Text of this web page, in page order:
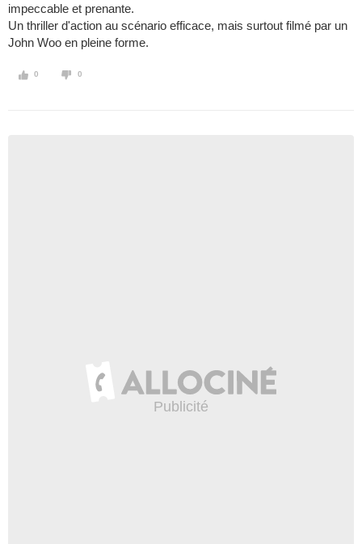
impeccable et prenante.
Un thriller d'action au scénario efficace, mais surtout filmé par un
John Woo en pleine forme.
0 0